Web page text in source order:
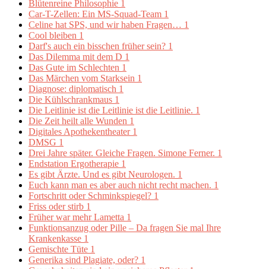
Blütenreine Philosophie 1
Car-T-Zellen: Ein MS-Squad-Team 1
Celine hat SPS, und wir haben Fragen… 1
Cool bleiben 1
Darf's auch ein bisschen früher sein? 1
Das Dilemma mit dem D 1
Das Gute im Schlechten 1
Das Märchen vom Starksein 1
Diagnose: diplomatisch 1
Die Kühlschrankmaus 1
Die Leitlinie ist die Leitlinie ist die Leitlinie. 1
Die Zeit heilt alle Wunden 1
Digitales Apothekentheater 1
DMSG 1
Drei Jahre später. Gleiche Fragen. Simone Ferner. 1
Endstation Ergotherapie 1
Es gibt Ärzte. Und es gibt Neurologen. 1
Euch kann man es aber auch nicht recht machen. 1
Fortschritt oder Schminkspiegel? 1
Friss oder stirb 1
Früher war mehr Lametta 1
Funktionsanzug oder Pille – Da fragen Sie mal Ihre
Krankenkasse 1
Gemischte Tüte 1
Generika sind Plagiate, oder? 1